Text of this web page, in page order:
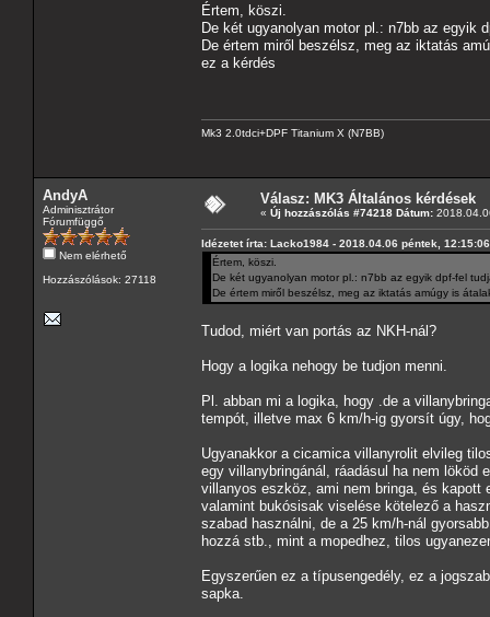
Értem, köszi.
De két ugyanolyan motor pl.: n7bb az egyik
De értem miről beszélsz, meg az iktatás
ez a kérdés
Mk3 2.0tdci+DPF Titanium X (N7BB)
AndyA
Adminisztrátor
Fórumfüggő
Nem elérhető
Hozzászólások: 27118
Válasz: MK3 Általános kérdések
« Új hozzászólás #74218 Dátum:
Idézetet írta: Lacko1984 - 2018.04.06 péntek, 12:15:06
Értem, köszi.
De két ugyanolyan motor pl.: n7bb az egyik dpf-fel
De értem miről beszélsz, meg az iktatás amúgy is
Tudod, miért van portás az NKH-nál?
Hogy a logika nehogy be tudjon menni.
Pl. abban mi a logika, hogy .de a
tempót, illetve max 6 km/h-ig gyorsít úgy,
Ugyanakkor a cicamica villanyrolit elvileg
egy villanybringánál, ráadásul ha nem lököd
villanyos eszköz, ami nem bringa, és kapott
valamint bukósisak viselése kötelező a
szabad használni, de a 25 km/h-nál
hozzá stb., mint a mopedhez, tilos
Egyszerűen ez a típusengedély, ez a
sapka.